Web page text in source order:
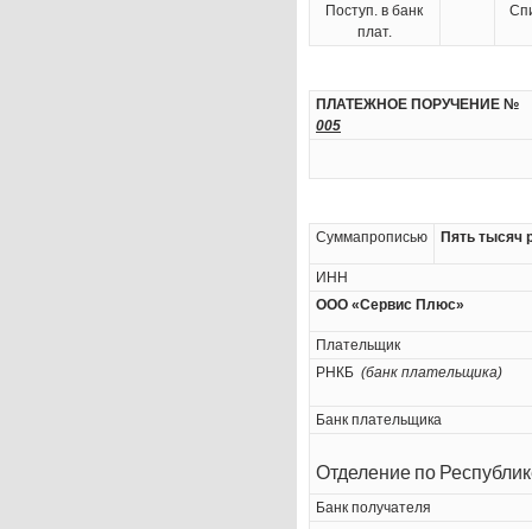
Поступ. в банк
плат.
ПЛАТЕЖНОЕ
005
Суммапрописью Пять тысяч
ИНН
ООО «Сервис Плюс»
Плательщик
РНКБ (банк плательщика)
Банк плательщика
Отделение по
Банк получателя